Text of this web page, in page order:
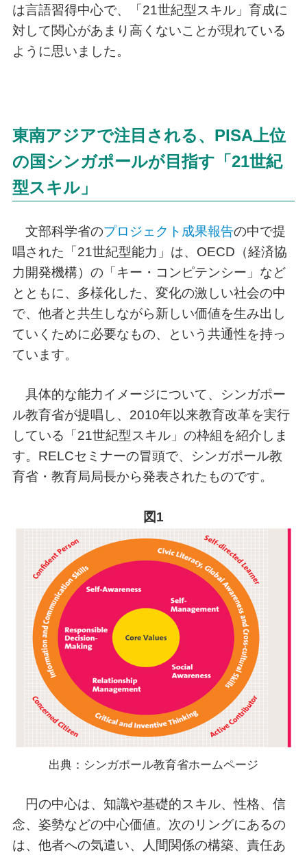
は言語習得中心で、「21世紀型スキル」育成に
対して関心があまり高くないことが現れている
ように思いました。
東南アジアで注目される、PISA上位
の国シンガポールが目指す「21世紀
型スキル」
文部科学省のプロジェクト成果報告の中で提
唱された「21世紀型能力」は、OECD（経済協
力開発機構）の「キー・コンピテンシー」など
とともに、多様化した、変化の激しい社会の中
で、他者と共生しながら新しい価値を生み出し
ていくために必要なもの、という共通性を持っ
ています。
具体的な能力イメージについて、シンガポー
ル教育省が提唱し、2010年以来教育改革を実行
している「21世紀型スキル」の枠組を紹介しま
す。RELCセミナーの冒頭で、シンガポール教
育省・教育局局長から発表されたものです。
図1
出典：シンガポール教育省ホームページ
円の中心は、知識や基礎的スキル、性格、信
念、姿勢などの中心価値。次のリングにあるの
は、他者への気遣い、人間関係の構築、責任あ